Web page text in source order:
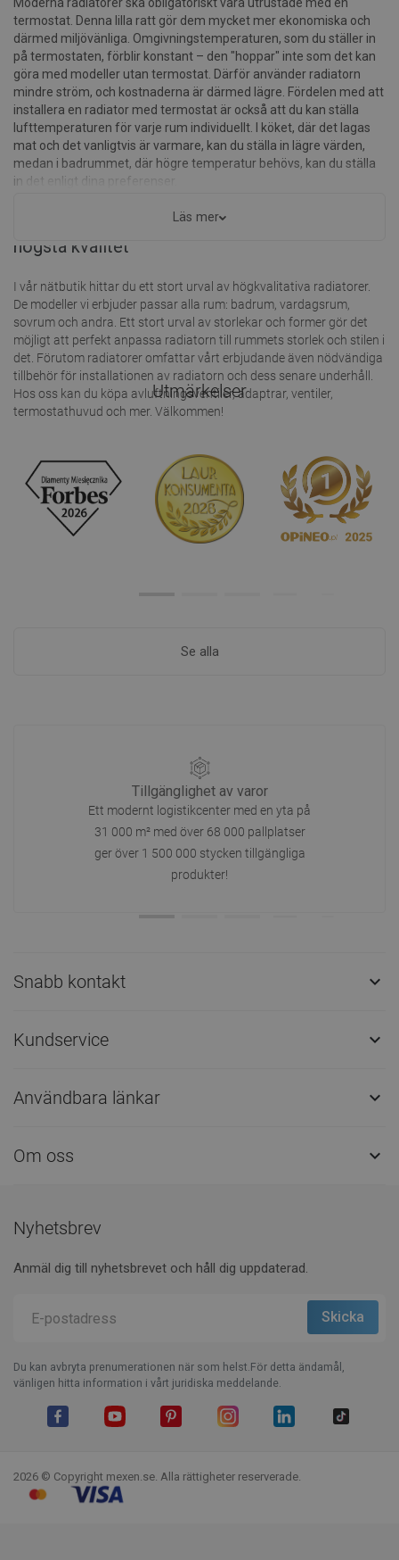
termostat. Denna lilla ratt gör dem mycket mer ekonomiska och
därmed miljövänliga. Omgivningstemperaturen, som du ställer in
på termostaten, förblir konstant – den "hoppar" inte som det kan
göra med modeller utan termostat. Därför använder radiatorn
mindre ström, och kostnaderna är därmed lägre. Fördelen med att
installera en radiator med termostat är också att du kan ställa
lufttemperaturen för varje rum individuellt. I köket, där det lagas
mat och det vanligtvis är varmare, kan du ställa in lägre värden,
medan i badrummet, där högre temperatur behövs, kan du ställa
in det enligt dina preferenser.
Mexens erbjudande: radiatorer och tillbehör av
högsta kvalitet
I vår nätbutik hittar du ett stort urval av högkvalitativa radiatorer.
De modeller vi erbjuder passar alla rum: badrum, vardagsrum,
sovrum och andra. Ett stort urval av storlekar och former gör det
möjligt att perfekt anpassa radiatorn till rummets storlek och stilen i
det. Förutom radiatorer omfattar vårt erbjudande även nödvändiga
tillbehör för installationen av radiatorn och dess senare underhåll.
Hos oss kan du köpa avluftningsventiler, adaptrar, ventiler,
termostathuvud och mer. Välkommen!
Läs mer
Utmärkelser
Se alla
Tillgänglighet av varor
Ett modernt logistikcenter med en yta på
31 000 m² med över 68 000 pallplatser
ger över 1 500 000 stycken tillgängliga
produkter!
Snabb kontakt 
Kundservice 
Användbara länkar 
Om oss 
Nyhetsbrev
Anmäl dig till nyhetsbrevet och håll dig uppdaterad.
Du kan avbryta prenumerationen när som helst.För detta ändamål,
vänligen hitta information i vårt juridiska meddelande.
2026 © Copyright mexen.se. Alla rättigheter reserverade.